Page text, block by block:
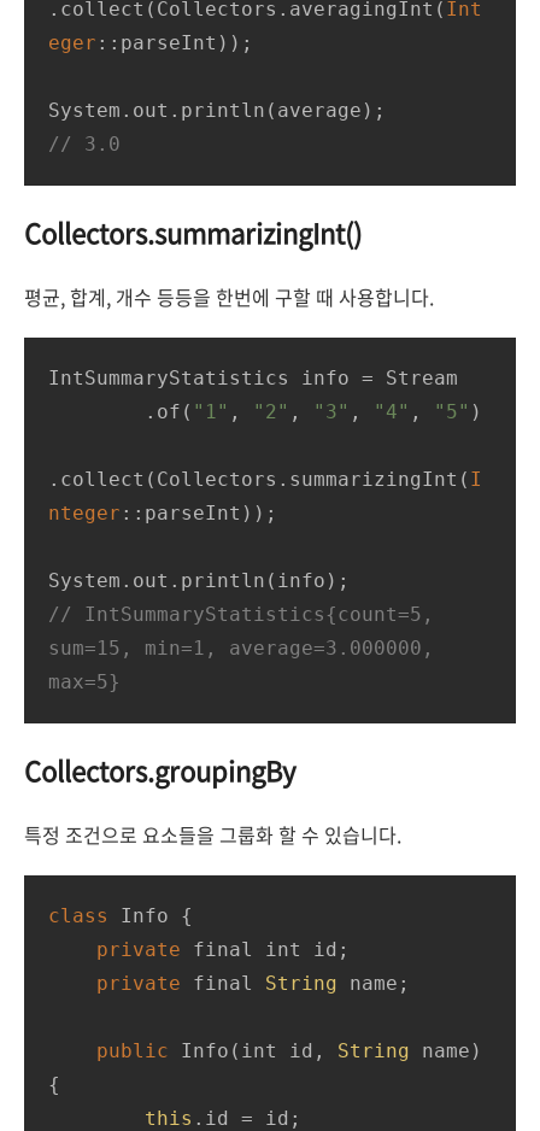
.collect(Collectors.averagingInt( Int
eger ::parseInt));
// 3.0
Collectors.summarizingInt()
평균, 합계, 개수 등등을 한번에 구할 때 사용합니다.
IntSummaryStatistics info = Stream
        .of(
"1" , "2" , "3" , "4" , "5" )
.collect(Collectors.summarizingInt( I
nteger ::parseInt));
// IntSummaryStatistics{count=5,
sum=15, min=1, average=3.000000,
max=5}
Collectors.groupingBy
특정 조건으로 요소들을 그룹화 할 수 있습니다.
class Info
{
private final int id;
private final String name;
public Info ( int id, String name )
{
this .id = id;